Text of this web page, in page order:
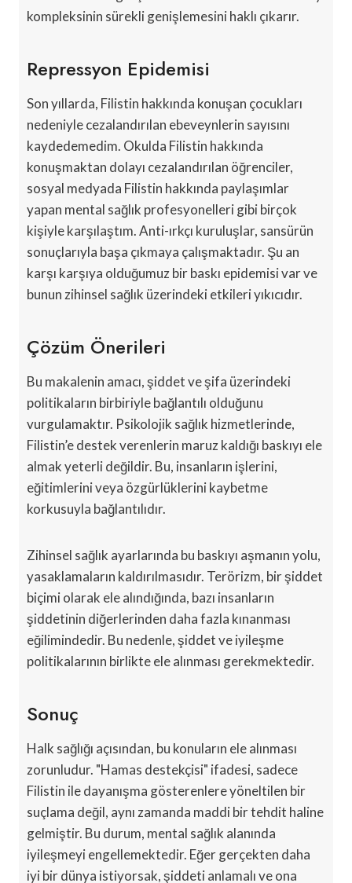
kompleksinin sürekli genişlemesini haklı çıkarır.
Repressyon Epidemisi
Son yıllarda, Filistin hakkında konuşan çocukları
nedeniyle cezalandırılan ebeveynlerin sayısını
kaydedemedim. Okulda Filistin hakkında
konuşmaktan dolayı cezalandırılan öğrenciler,
sosyal medyada Filistin hakkında paylaşımlar
yapan mental sağlık profesyonelleri gibi birçok
kişiyle karşılaştım. Anti-ırkçı kuruluşlar, sansürün
sonuçlarıyla başa çıkmaya çalışmaktadır. Şu an
karşı karşıya olduğumuz bir baskı epidemisi var ve
bunun zihinsel sağlık üzerindeki etkileri yıkıcıdır.
Çözüm Önerileri
Bu makalenin amacı, şiddet ve şifa üzerindeki
politikaların birbiriyle bağlantılı olduğunu
vurgulamaktır. Psikolojik sağlık hizmetlerinde,
Filistin’e destek verenlerin maruz kaldığı baskıyı ele
almak yeterli değildir. Bu, insanların işlerini,
eğitimlerini veya özgürlüklerini kaybetme
korkusuyla bağlantılıdır.
Zihinsel sağlık ayarlarında bu baskıyı aşmanın yolu,
yasaklamaların kaldırılmasıdır. Terörizm, bir şiddet
biçimi olarak ele alındığında, bazı insanların
şiddetinin diğerlerinden daha fazla kınanması
eğilimindedir. Bu nedenle, şiddet ve iyileşme
politikalarının birlikte ele alınması gerekmektedir.
Sonuç
Halk sağlığı açısından, bu konuların ele alınması
zorunludur. "Hamas destekçisi" ifadesi, sadece
Filistin ile dayanışma gösterenlere yöneltilen bir
suçlama değil, aynı zamanda maddi bir tehdit haline
gelmiştir. Bu durum, mental sağlık alanında
iyileşmeyi engellemektedir. Eğer gerçekten daha
iyi bir dünya istiyorsak, şiddeti anlamalı ve ona